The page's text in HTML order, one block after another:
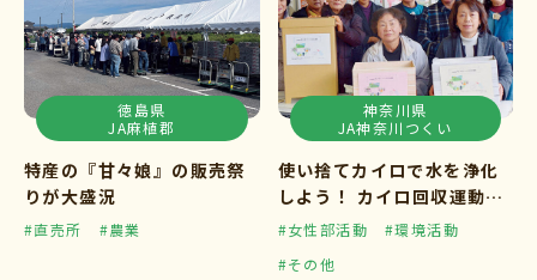
徳島県
JA麻植郡
特産の『甘々娘』の販売祭
りが大盛況
#直売所 #農業
神奈川県
JA神奈川つくい
使い捨てカイロで水を浄化
しよう！ カイロ回収運動ス
タート
#女性部活動
#環境活動
#その他